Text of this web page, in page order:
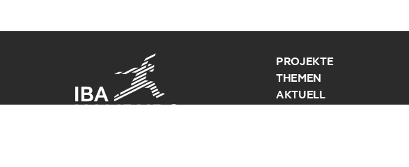
PROJEKTE
THEMEN
AKTUELL